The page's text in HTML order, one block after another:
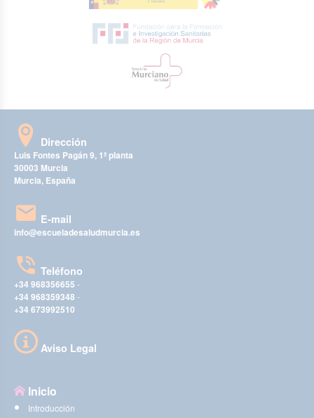
Dirección
Luis Fontes Pagán 9, 1ª planta
30003 Murcia
Murcia, España
E-mail
info@escueladesaludmurcia.es
Teléfono
+34 968356655 -
+34 968359348 -
+34 673992510
Aviso Legal
Inicio
Introducción